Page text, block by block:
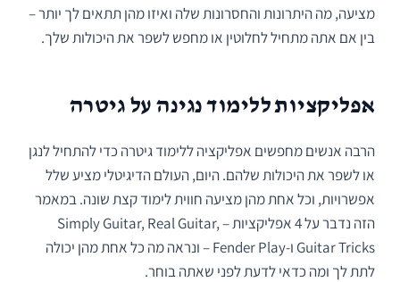
מציעה, מה היתרונות והחסרונות שלה ואיזו מהן תתאים לך יותר –
בין אם אתה מתחיל לחלוטין או מחפש לשפר את היכולות שלך.
אפליקציות ללימוד נגינה על גיטרה
הרבה אנשים מחפשים אפליקציה ללימוד גיטרה כדי להתחיל לנגן
או לשפר את היכולות שלהם. היום, העולם הדיגיטלי מציע שלל
אפשרויות, וכל אחת מהן מציעה חווית לימוד קצת שונה. במאמר
הזה נדבר על 4 אפליקציות – Simply Guitar, Real Guitar,
Guitar Tricks ו-Fender Play – ונראה מה כל אחת מהן יכולה
לתת לך ומה כדאי לדעת לפני שאתה בוחר.